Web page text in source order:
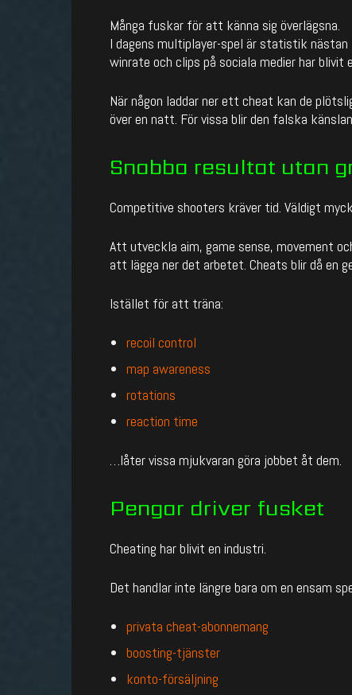
Många fuskar för att känna sig överlägsna.
I dagens multiplayer-spel är statistik
winrate och clips på sociala medier har blivit
När någon laddar ner ett cheat kan de
över en natt. För vissa blir den falska
Snabba resultat utan
Competitive shooters kräver tid. Väldigt
Att utveckla aim, game sense, movement
att lägga ner det arbetet. Cheats blir då en
Istället för att träna:
recoil control
map awareness
rotations
reaction time
…låter vissa mjukvaran göra jobbet åt dem.
Pengar driver fusket
Cheating har blivit en industri.
Det handlar inte längre bara om en ensam
privata cheat-abonnemang
boosting-tjänster
konto-försäljning